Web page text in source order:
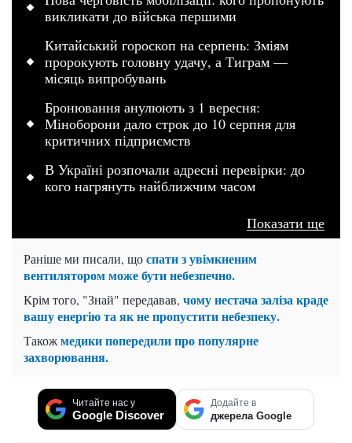
викликати до війська першими
Китайський гороскоп на серпень: Зміям
пророкують головну удачу, а Тиграм —
місяць випробувань
Бронювання анулюють з 1 вересня:
Міноборони дало строк до 10 серпня для
критичних підприємств
В Україні розпочали адресні перевірки: до
кого нагрянуть найближчим часом
Показати ще
Раніше ми писали, щоспати з увімкненим
вентилятором може бути небезпечно.
Крім того, "Знай" передавав, чому нестача заліза краде
вашу енергію та як не пропустити небезпеку.
Такожмедики попередили про популярне
захворювання.
Читайте нас у
Google Discover
Додайте в
джерела Google